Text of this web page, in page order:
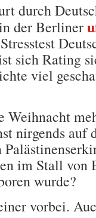
durch
der Berliner
sich Rating
viel
nirgends auf
im Stall von
wurde?
vorbei.